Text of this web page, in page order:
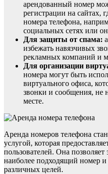
арендованный номер
регистрации на сайтах,
номера телефона,
социальных сетях или
Для защиты от спама:
избежать навязчивых
рекламных компаний и
Для организации
номера могут быть
виртуального офиса,
звонки и сообщения, не
месте.
Аренда номеров телефона
услугой, которая
пользователей. Она
наиболее подходящий номер и
различных целей.